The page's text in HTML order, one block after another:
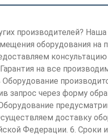
производителей?
оборудования на
на все
запрос через форму
доставку
Федерации. 6. Сроки